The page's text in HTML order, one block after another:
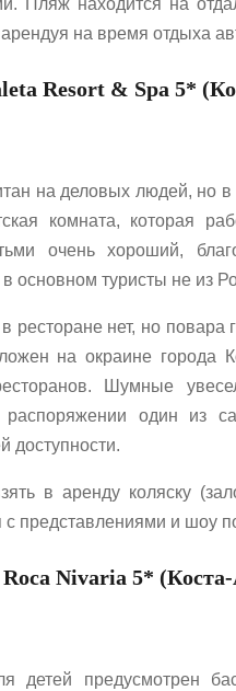
Пляж находится на
на время отдыха
Resort & Spa 5*
на деловых людей, но
комната, которая
очень хороший,
основном туристы не из
ресторане нет, но
на окраине города
Шумные
распоряжении один из
доступности.
в аренду коляску
с представлениями и шоу
Nivaria 5* (Коста-
детей предусмотрен